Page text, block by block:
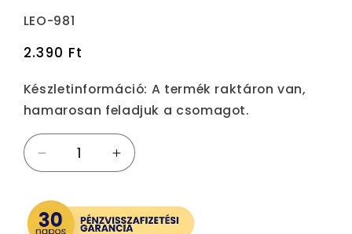
Termékváltozat:
LEO-981
Normál
2.390 Ft
Készletinformáció: A termék raktáron van,
hamarosan feladjuk a csomagot.
fejből
csavareltávolító
készlet
4
fejből
csavareltávolító
készlet